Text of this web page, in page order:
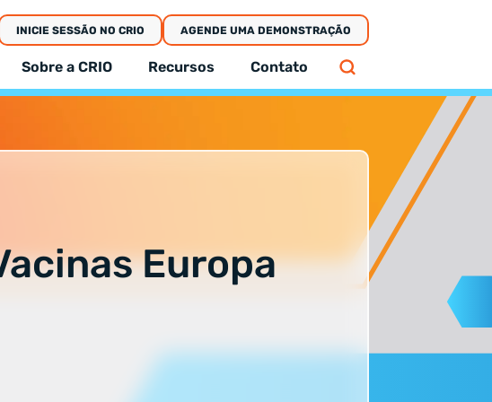
INICIE SESSÃO NO CRIO AGENDE UMA DEMONSTRAÇÃO
Sobre a CRIO Recursos Contato
Europa